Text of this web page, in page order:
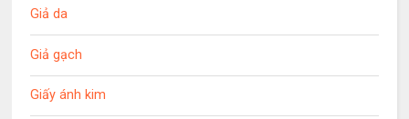
Giả da
Giả gạch
Giấy ánh kim